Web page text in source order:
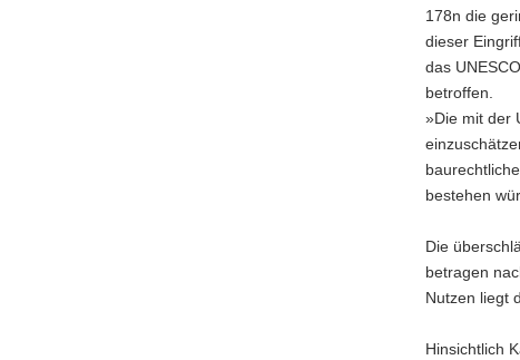
178n die
dieser
das
betroffen.
»Die mit der
bestehen
Die
betragen
Nutzen liegt
Hinsichtlich